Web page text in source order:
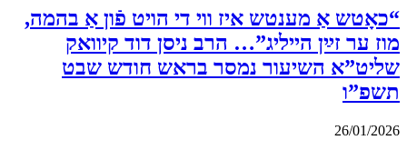
“כאָטש אַ מענטש איז ווי די הויט פֿון אַ בהמה,
מוז ער זײַן הייליג”… הרב ניסן דוד קיוואק
שליט”א השיעור נמסר בראש חודש שבט
תשפ”ו
26/01/2026